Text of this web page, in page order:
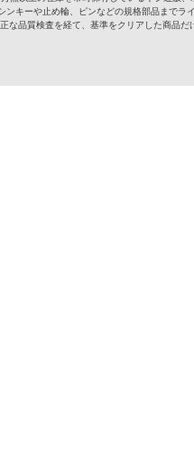
キーや止め輪、ピンなどの規格部品まで
な品質検査を経て、基準をクリアした商品